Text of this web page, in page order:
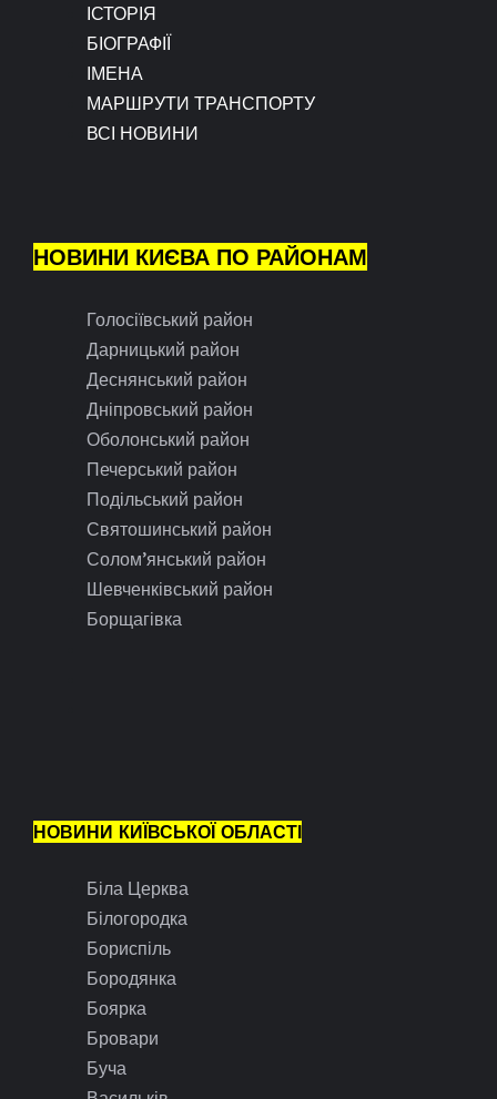
ІСТОРІЯ
БІОГРАФІЇ
ІМЕНА
МАРШРУТИ ТРАНСПОРТУ
ВСІ НОВИНИ
НОВИНИ КИЄВА ПО РАЙОНАМ
Голосіївський район
Дарницький район
Деснянський район
Дніпровський район
Оболонський район
Печерський район
Подільський район
Святошинський район
Солом’янський район
Шевченківський район
Борщагівка
НОВИНИ КИЇВСЬКОЇ ОБЛАСТІ
Біла Церква
Білогородка
Бориспіль
Бородянка
Боярка
Бровари
Буча